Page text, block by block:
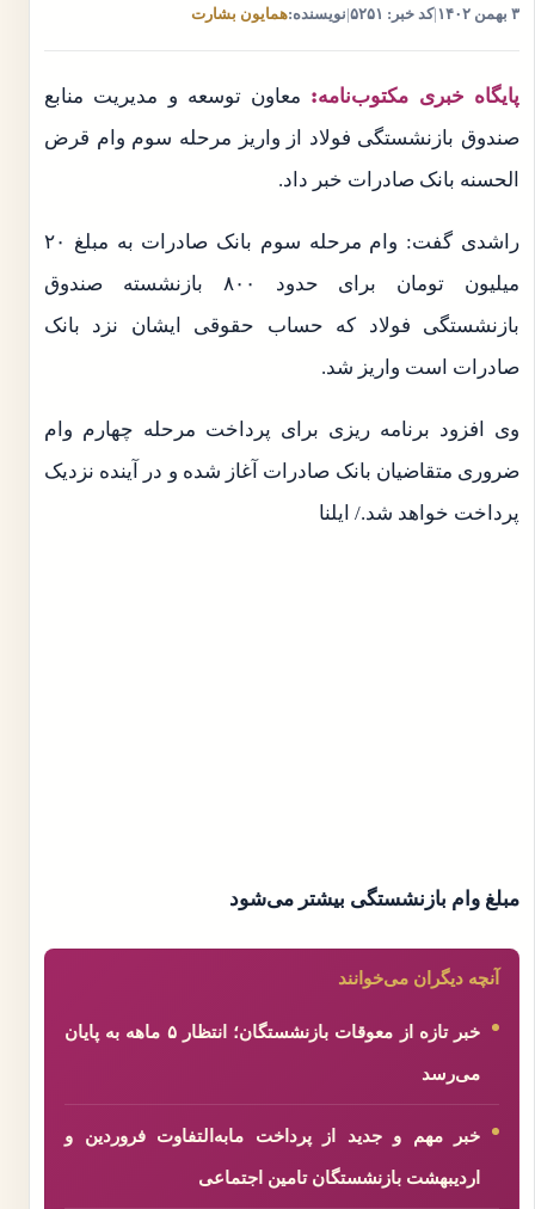
۳ بهمن ۱۴۰۲ |کد خبر: ۵۲۵۱ نویسنده:همایون بشارت
پایگاه خبری مکتوب‌نامه: معاون توسعه و مدیریت منابع
صندوق بازنشستگی فولاد از واریز مرحله سوم وام قرض
الحسنه بانک صادرات خبر داد.
راشدی گفت: وام مرحله سوم بانک صادرات به مبلغ ۲۰
میلیون تومان برای حدود ۸۰۰ بازنشسته صندوق
بازنشستگی فولاد که حساب حقوقی ایشان نزد بانک
صادرات است واریز شد.
وی افزود برنامه ریزی برای پرداخت مرحله چهارم وام
ضروری متقاضیان بانک صادرات آغاز شده و در آینده نزدیک
پرداخت خواهد شد./ ایلنا
مبلغ وام بازنشستگی بیشتر می‌شود
آنچه دیگران می‌خوانند
خبر تازه از معوقات بازنشستگان؛ انتظار ۵ ماهه به پایان
می‌رسد
خبر مهم و جدید از پرداخت مابه‌التفاوت فروردین و
اردیبهشت بازنشستگان تامین اجتماعی